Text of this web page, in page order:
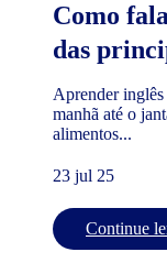
Como
das
Aprender inglês
manhã até o
alimentos...
23 jul 25
Continue